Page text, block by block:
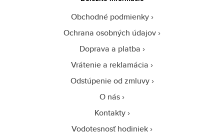
Obchodné podmienky
Ochrana osobných údajov
Doprava a platba
Vrátenie a reklamácia
Odstúpenie od zmluvy
O nás
Kontakty
Vodotesnosť hodiniek